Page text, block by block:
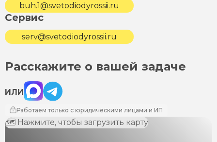
buh.1@svetodiodyrossii.ru
Сервис
serv@svetodiodyrossii.ru
Расскажите о вашей задаче
ИЛИ
Max Telegram
Работаем только с юридическими лицами и ИП
🗺 Нажмите, чтобы загрузить карту